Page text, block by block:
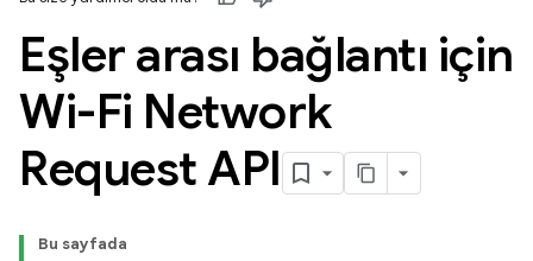
Eşler arası bağlantı için
Wi-Fi Network
Request API
Bu sayfada